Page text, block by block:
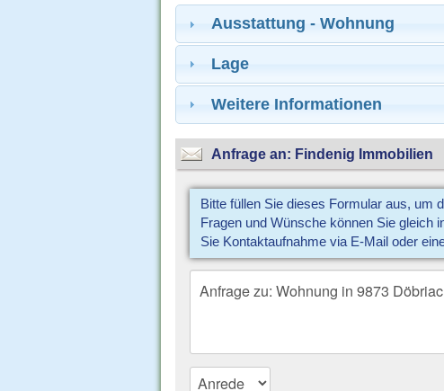
Ausstattung - Wohnung
Lage
Weitere Informationen
Anfrage an: Findenig Immobilien
Bitte füllen Sie dieses Formular aus, um
Fragen und Wünsche können Sie gleich
Sie Kontaktaufnahme via E-Mail oder